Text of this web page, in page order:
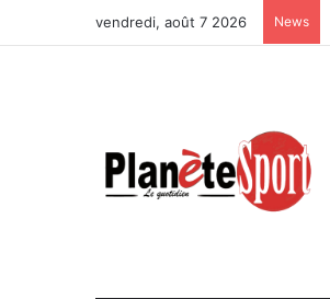
vendredi, août 7 2026 News